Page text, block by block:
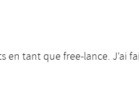
en tant que free-lance. J’ai